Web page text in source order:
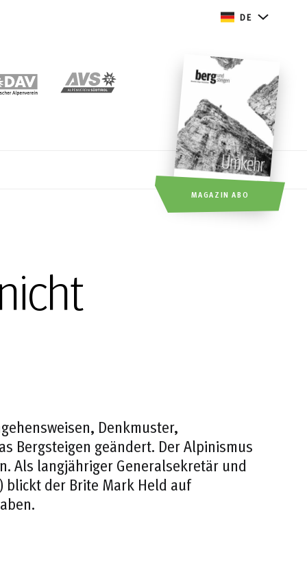
DE
MAGAZIN ABO
Denkmuster,
Bergsteigen geändert. Der Alpinismus
Als langjähriger Generalsekretär und
blickt der Brite Mark Held auf